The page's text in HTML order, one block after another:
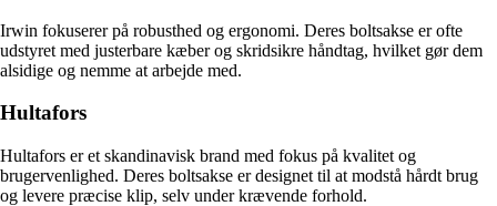
Irwin fokuserer på robusthed og ergonomi. Deres boltsakse er ofte
udstyret med justerbare kæber og skridsikre håndtag, hvilket gør dem
alsidige og nemme at arbejde med.
Hultafors
Hultafors er et skandinavisk brand med fokus på kvalitet og
brugervenlighed. Deres boltsakse er designet til at modstå hårdt brug
og levere præcise klip, selv under krævende forhold.